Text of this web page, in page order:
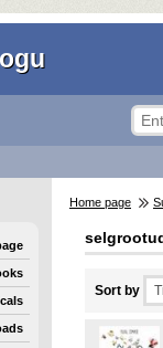
Home page
Sort by